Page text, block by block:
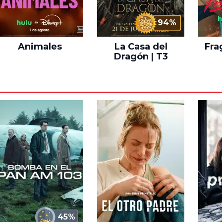
Animales
94%
La Casa del
Dragón | T3
45%